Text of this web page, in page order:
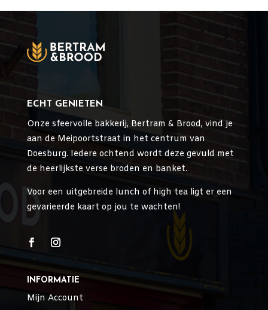
ECHT GENIETEN
Onze sfeervolle bakkerij, Bertram & Brood, vind je
aan de Meipoortstraat in het centrum van
Doesburg. Iedere ochtend wordt deze gevuld met
de heerlijkste verse broden en banket.
Voor een uitgebreide lunch of high tea ligt er een
gevarieerde kaart op jou te wachten!
INFORMATIE
Mijn Account